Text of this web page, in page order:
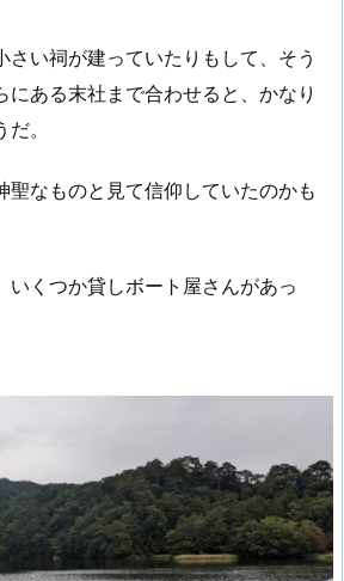
さい祠が建っていたりもして、そう
にある末社まで合わせると、かなり
。
聖なものと見て信仰していたのかも
いくつか貸しボート屋さんがあっ